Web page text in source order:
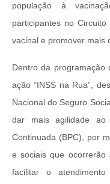
população à
participantes no
vacinal e promover mais
Dentro da programação
ação “INSS na Rua”,
Nacional do Seguro
dar mais agilidade ao
Continuada (BPC), por
e sociais que
facilitar o